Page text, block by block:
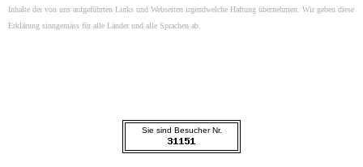
Inhalte der von uns aufgeführten Links und Webseiten irgendwelche Haftung übernehmen. Wir geben diese
Erklärung sinngemäss für alle Länder und alle Sprachen ab.
Sie sind Besucher Nr.